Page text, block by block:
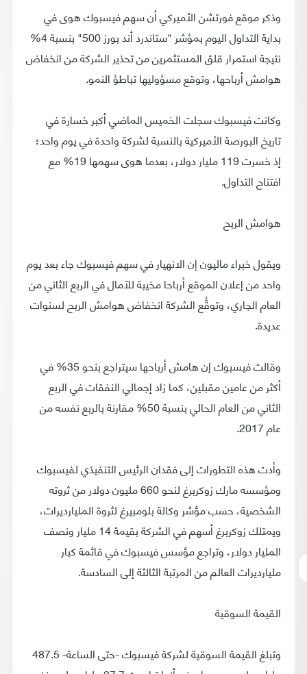
وذكر موقع فورتشن الأميركي أن سهم فيسبوك هوى في
بداية التداول اليوم بمؤشر "ستاندرد أند بورز 500" بنسبة 4%
نتيجة استمرار قلق المستثمرين من تحذير الشركة من انخفاض
هوامش أرباحها، وتوقع مسؤوليها تباطؤ النمو.
وكانت فيسبوك سجلت الخميس الماضي أكبر خسارة في
تاريخ البورصة الأميركية بالنسبة لشركة واحدة في يوم واحد؛
إذ خسرت 119 مليار دولار، بعدما هوى سهمها 19% مع
افتتاح التداول.
هوامش الربح
ويقول خبراء ماليون إن الانهيار في سهم فيسبوك جاء بعد يوم
واحد من إعلان الموقع أرباحا مخيبة للآمال في الربع الثاني من
العام الجاري، وتوقُّع الشركة انخفاض هوامش الربح لسنوات
عديدة.
وقالت فيسبوك إن هامش أرباحها سيتراجع بنحو 35% في
أكثر من عامين مقبلين، كما زاد إجمالي النفقات في الربع
الثاني من العام الحالي بنسبة 50% مقارنة بالربع نفسه من
عام 2017.
وأدت هذه التطورات إلى فقدان الرئيس التنفيذي لفيسبوك
ومؤسسه مارك زوكربرغ لنحو 660 مليون دولار من ثروته
الشخصية، حسب مؤشر وكالة بلومبيرغ لثروة المليارديرات،
ويمتلك زوكربرغ أسهم في الشركة بقيمة 14 مليار ونصف
المليار دولار، وتراجع مؤسس فيسبوك في قائمة كبار
مليارديرات العالم من المرتبة الثالثة إلى السادسة.
القيمة السوقية
وتبلغ القيمة السوقية لشركة فيسبوك -حتى الساعة- 487.5